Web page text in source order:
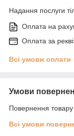
Надання послуги
Оплата на
Оплата за
Всі умови оплати
Умови
Повернення
Всі умови